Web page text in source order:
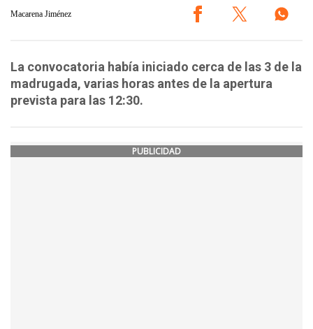
Macarena Jiménez
La convocatoria había iniciado cerca de las 3 de la
madrugada, varias horas antes de la apertura
prevista para las 12:30.
PUBLICIDAD